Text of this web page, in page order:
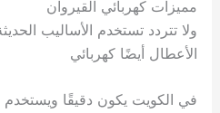
مميزات كهربائي القيروان
ولا تتردد تستخدم الأساليب
الأعطال أيضًا كهربائي
في الكويت يكون دقيقًا